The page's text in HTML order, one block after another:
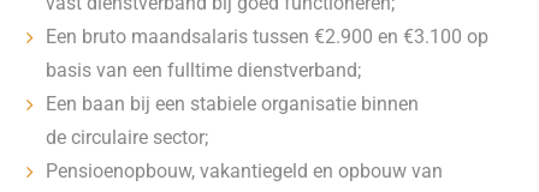
Een bruto maandsalaris tussen €2.900 en €3.100 op
basis van een fulltime dienstverband;
Een baan bij een stabiele organisatie binnen
de circulaire sector;
Pensioenopbouw, vakantiegeld en opbouw van